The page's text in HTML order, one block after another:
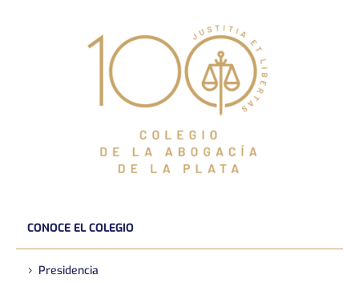
CONOCE EL COLEGIO
Presidencia